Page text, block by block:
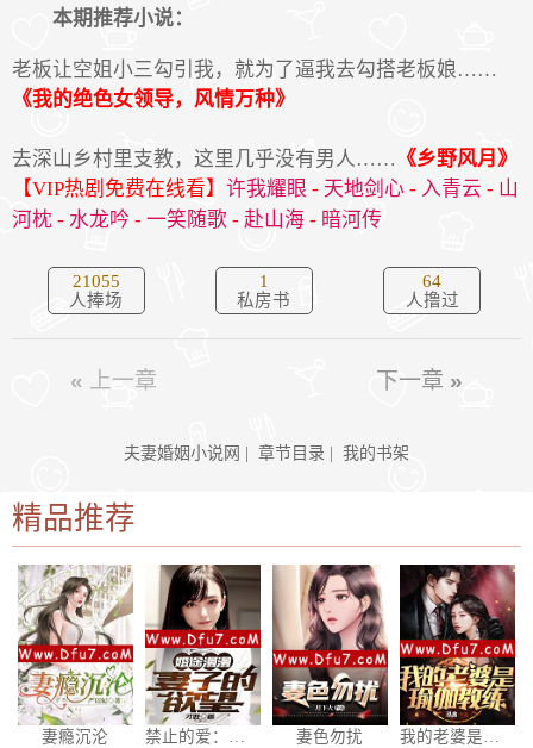
本期推荐小说：
老板让空姐小三勾引我，就为了逼我去勾搭老板娘……
《我的绝色女领导，风情万种》
去深山乡村里支教，这里几乎没有男人…… 《乡野风月》
【VIP热剧免费在线看】 许我耀眼 - 天地剑心 - 入青云 - 山
河枕 - 水龙吟 - 一笑随歌 - 赴山海 - 暗河传
21055
人捧场
1
私房书
64
人撸过
« 上一章 下一章 »
夫妻婚姻小说网 章节目录 我的书架
精品推荐
妻瘾沉沦 禁止的爱：妻子的欲望 妻色勿扰 我的老婆是瑜伽教练